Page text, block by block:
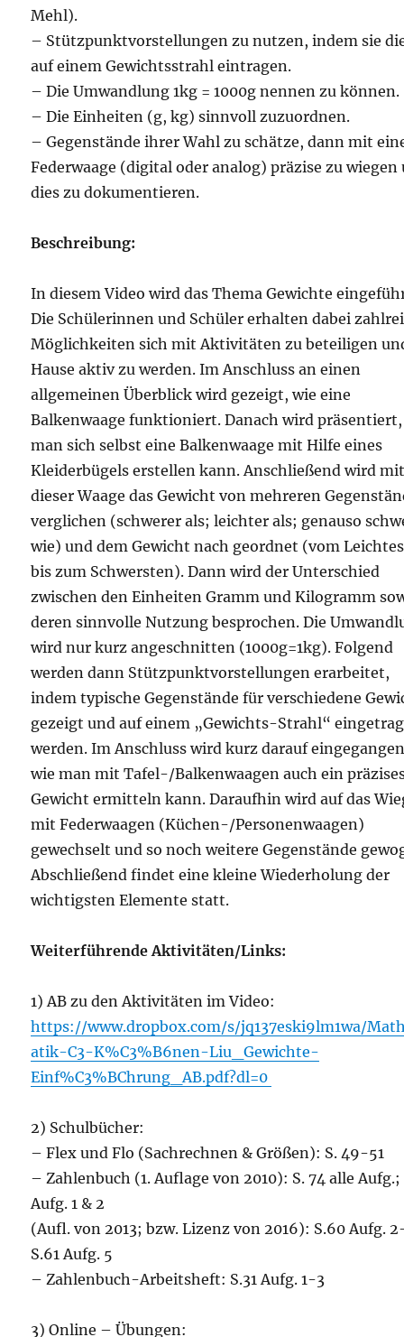
Mehl).
– Stützpunktvorstellungen zu nutzen, indem sie
auf einem Gewichtsstrahl eintragen.
– Die Umwandlung 1kg = 1000g nennen zu können.
– Die Einheiten (g, kg) sinnvoll zuzuordnen.
– Gegenstände ihrer Wahl zu schätze, dann mit
Federwaage (digital oder analog) präzise zu wiegen
dies zu dokumentieren.
Beschreibung:
In diesem Video wird das Thema Gewichte
Die Schülerinnen und Schüler erhalten dabei
Möglichkeiten sich mit Aktivitäten zu beteiligen
Hause aktiv zu werden. Im Anschluss an einen
allgemeinen Überblick wird gezeigt, wie eine
Balkenwaage funktioniert. Danach wird
man sich selbst eine Balkenwaage mit Hilfe eines
Kleiderbügels erstellen kann. Anschließend wird
dieser Waage das Gewicht von mehreren
verglichen (schwerer als; leichter als; genauso
wie) und dem Gewicht nach geordnet (vom
bis zum Schwersten). Dann wird der Unterschied
zwischen den Einheiten Gramm und Kilogramm
deren sinnvolle Nutzung besprochen. Die
wird nur kurz angeschnitten (1000g=1kg). Folgend
werden dann Stützpunktvorstellungen erarbeitet,
indem typische Gegenstände für verschiedene
gezeigt und auf einem „Gewichts-Strahl“
werden. Im Anschluss wird kurz darauf
wie man mit Tafel-/Balkenwaagen auch ein
Gewicht ermitteln kann. Daraufhin wird auf das
mit Federwaagen (Küchen-/Personenwaagen)
gewechselt und so noch weitere Gegenstände
Abschließend findet eine kleine Wiederholung der
wichtigsten Elemente statt.
Weiterführende Aktivitäten/Links:
1) AB zu den Aktivitäten im Video:
https://www.dropbox.com/s/jq137eski9lm1wa/
atik-C3-K%C3%B6nen-Liu_Gewichte-
Einf%C3%BChrung_AB.pdf?dl=0
2) Schulbücher:
– Flex und Flo (Sachrechnen & Größen): S. 49-51
– Zahlenbuch (1. Auflage von 2010): S. 74 alle Aufg.;
Aufg. 1 & 2
(Aufl. von 2013; bzw. Lizenz von 2016): S.60 Aufg.
S.61 Aufg. 5
– Zahlenbuch-Arbeitsheft: S.31 Aufg. 1-3
3) Online – Übungen: